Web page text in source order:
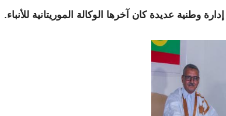
وطنية عديدة كان آخرها الوكالة الموريتانية للأنباء.